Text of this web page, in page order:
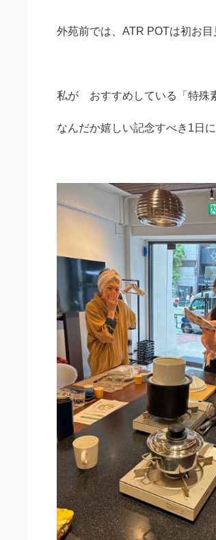
外苑前では、ATR POTは初お目
私が おすすめしている「特殊
なんだか嬉しい記念すべき1日に